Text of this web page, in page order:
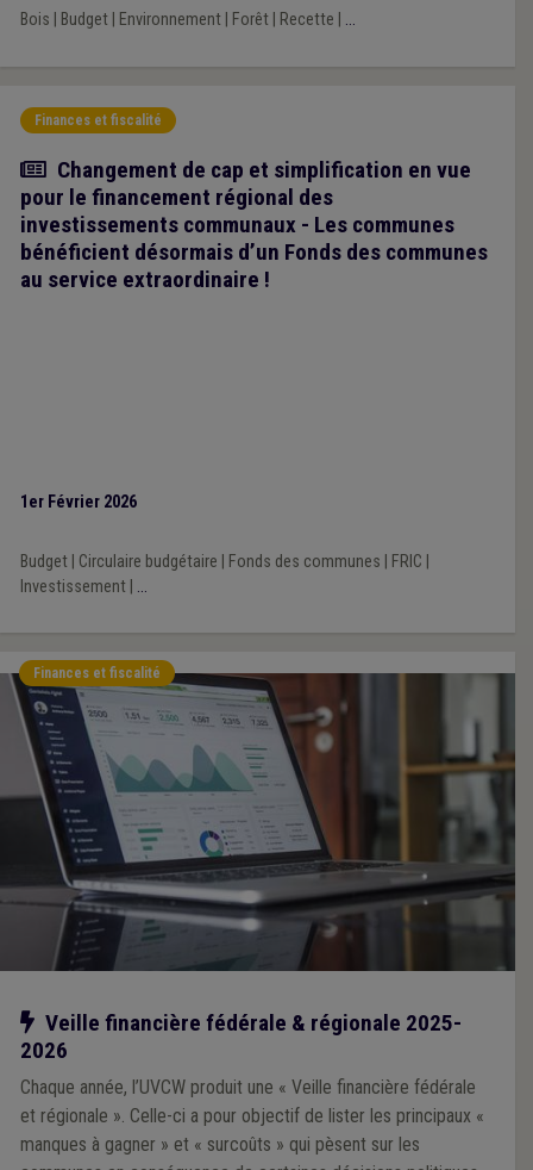
Bois Budget| Environnement| Forêt| Recette ...
Finances et fiscalité
Article
Changement de cap et simplification en vue
pour le financement régional des
investissements communaux - Les communes
bénéficient désormais d’un Fonds des communes
au service extraordinaire !
1er Février 2026
Budget| Circulaire budgétaire Fonds des communes FRIC
Investissement| ...
Finances et fiscalité
Notre action
Veille financière fédérale & régionale 2025-
2026
Chaque année, l’UVCW produit une « Veille financière fédérale
et régionale ». Celle-ci a pour objectif de lister les principaux «
manques à gagner » et « surcoûts » qui pèsent sur les